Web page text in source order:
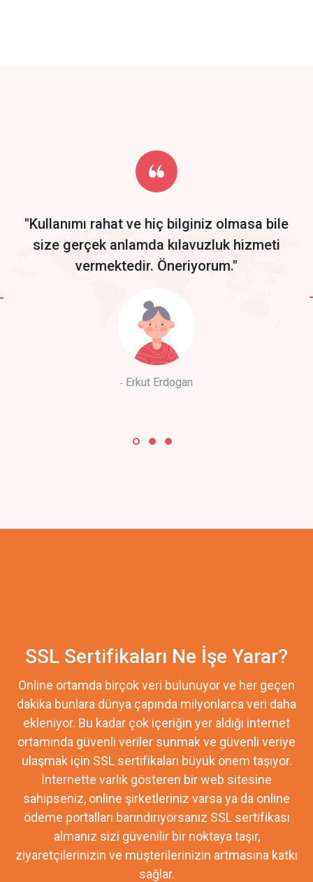
Start by trying our service for 30 days free trial no credit card
required.
"Kullanımı rahat ve hiç bilginiz olmasa bile
size gerçek anlamda kılavuzluk hizmeti
vermektedir. Öneriyorum."
Erkut Erdogan
SSL Sertifikaları Ne İşe Yarar?
Online ortamda birçok veri bulunuyor ve her geçen
dakika bunlara dünya çapında milyonlarca veri daha
ekleniyor. Bu kadar çok içeriğin yer aldığı internet
ortamında güvenli veriler sunmak ve güvenli veriye
ulaşmak için SSL sertifikaları büyük önem taşıyor.
İnternette varlık gösteren bir web sitesine
sahipseniz, online şirketleriniz varsa ya da online
ödeme portalları barındırıyorsanız SSL sertifikası
almanız sizi güvenilir bir noktaya taşır,
ziyaretçilerinizin ve müşterilerinizin artmasına katkı
sağlar.